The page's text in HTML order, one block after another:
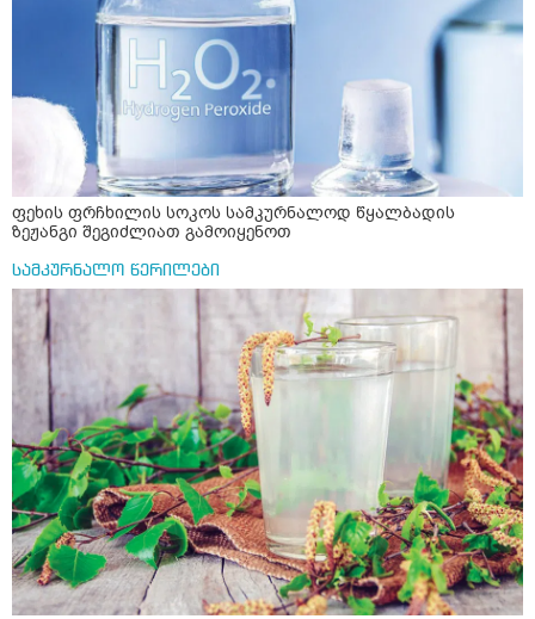
ფეხის ფრჩხილის სოკოს სამკურნალოდ წყალბადის
ზეჟანგი შეგიძლიათ გამოიყენოთ
სამკურნალო წერილები